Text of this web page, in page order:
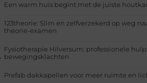
Een warm huis begint met de juiste
123theorie: Slim en zelfverzekerd op weg
theorie-examen
Fysiotherapie Hilversum: professionele
bewegingsklachten
Prefab dakkapellen voor meer ruimte en